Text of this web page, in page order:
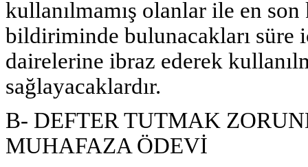
kullanılmamış olanlar ile en
bildiriminde bulunacakları süre
dairelerine ibraz ederek
sağlayacaklardır.
B- DEFTER TUTMAK
MUHAFAZA ÖDEVİ